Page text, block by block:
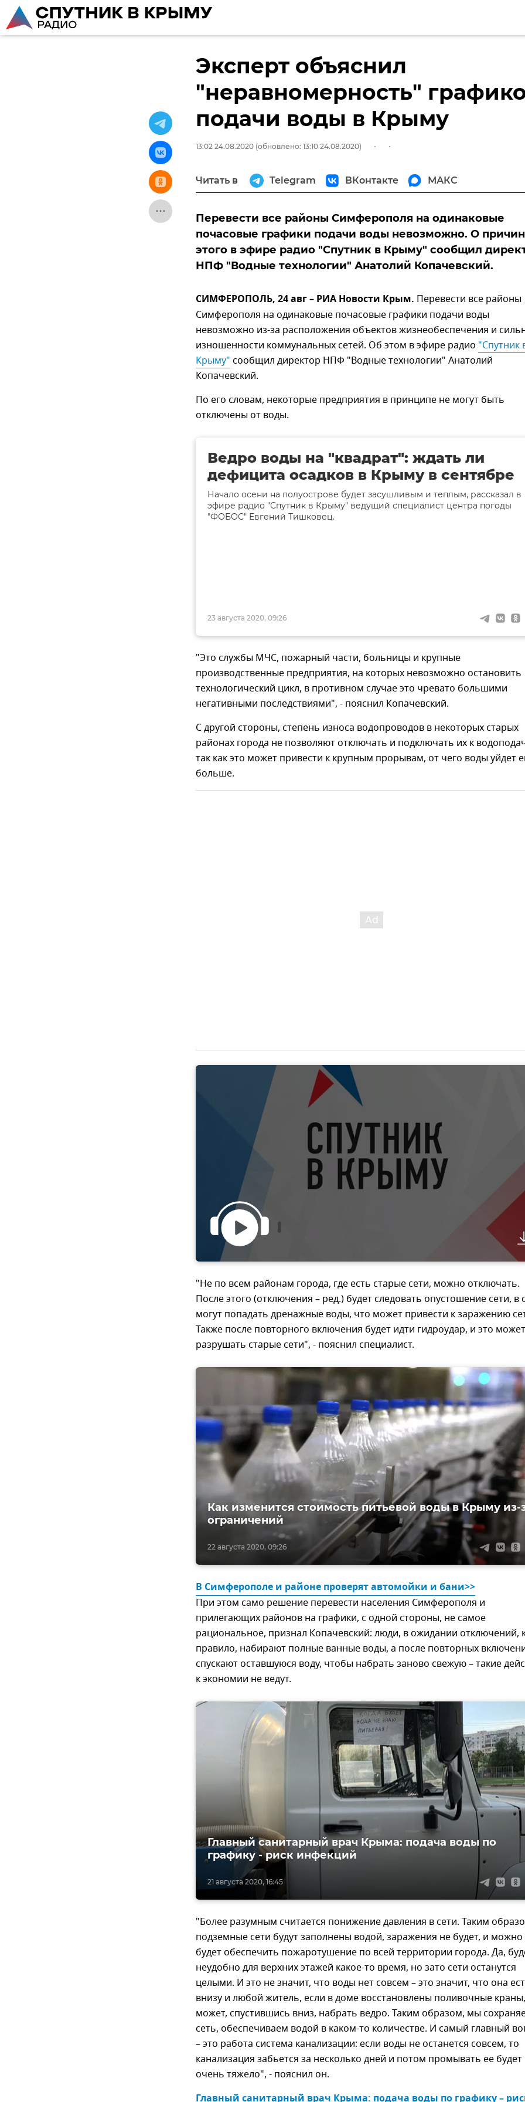
Эксперт объяснил
"неравномерность"
подачи воды в Крыму
13:02 24.08.2020 (обновлено: 13:10 24.08.2020)
Читать в Telegram ВКонтакте МАКС
Перевести все районы Симферополя на одинаковые
почасовые графики подачи воды невозможно. О
этого в эфире радио "Спутник в Крыму" сообщил
НПФ "Водные технологии" Анатолий Копачевский.
СИМФЕРОПОЛЬ, 24 авг – РИА Новости Крым. Перевести все районы
Симферополя на одинаковые почасовые графики подачи воды
невозможно из-за расположения объектов жизнеобеспечения и
изношенности коммунальных сетей. Об этом в эфире радио "Спутник
Крыму" сообщил директор НПФ "Водные технологии" Анатолий
Копачевский.
По его словам, некоторые предприятия в принципе не могут быть
отключены от воды.
23 августа 2020, 09:26
Ведро воды на "квадрат": ждать ли
дефицита осадков в Крыму в сентябре
Начало осени на полуострове будет засушливым и теплым, рассказал в
эфире радио "Спутник в Крыму" ведущий специалист центра погоды
"ФОБОС" Евгений Тишковец.
"Это службы МЧС, пожарный части, больницы и крупные
производственные предприятия, на которых невозможно остановить
технологический цикл, в противном случае это чревато большими
негативными последствиями", - пояснил Копачевский.
С другой стороны, степень износа водопроводов в некоторых старых
районах города не позволяют отключать и подключать их к
так как это может привести к крупным прорывам, от чего воды уйдет
больше.
"Не по всем районам города, где есть старые сети, можно отключать.
После этого (отключения – ред.) будет следовать опустошение сети, в
могут попадать дренажные воды, что может привести к заражению
Также после повторного включения будет идти гидроудар, и это может
разрушать старые сети", - пояснил специалист.
22 августа 2020, 09:26
Как изменится стоимость питьевой воды в Крыму из-
ограничений
В Симферополе и районе проверят автомойки и бани>>
При этом само решение перевести населения Симферополя и
прилегающих районов на графики, с одной стороны, не самое
рациональное, признал Копачевский: люди, в ожидании отключений,
правило, набирают полные ванные воды, а после повторных
спускают оставшуюся воду, чтобы набрать заново свежую – такие
к экономии не ведут.
21 августа 2020, 16:45
Главный санитарный врач Крыма: подача воды по
графику - риск инфекций
"Более разумным считается понижение давления в сети. Таким
подземные сети будут заполнены водой, заражения не будет, и можно
будет обеспечить пожаротушение по всей территории города. Да,
неудобно для верхних этажей какое-то время, но зато сети останутся
целыми. И это не значит, что воды нет совсем – это значит, что она
внизу и любой житель, если в доме восстановлены поливочные краны,
может, спустившись вниз, набрать ведро. Таким образом, мы
сеть, обеспечиваем водой в каком-то количестве. И самый главный
– это работа система канализации: если воды не останется совсем, то
канализация забьется за несколько дней и потом промывать ее будет
очень тяжело", - пояснил он.
Главный санитарный врач Крыма: подача воды по графику –